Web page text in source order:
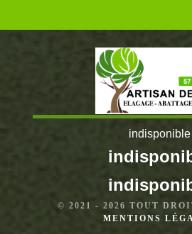
indisponible
© 2021 - 2026 TOUT
MENTIONS